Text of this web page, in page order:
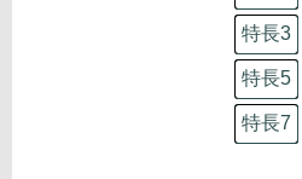
特長3
特長5
特長7